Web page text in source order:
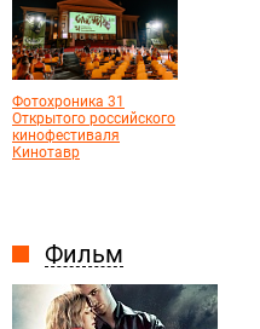
Фильм
Фотохроника 31
Открытого российского
кинофестиваля
Кинотавр